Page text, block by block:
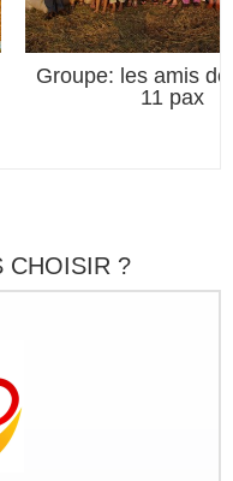
Groupe: les amis
11 pax
CHOISIR ?